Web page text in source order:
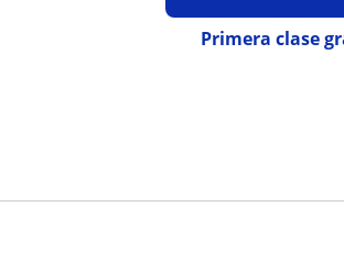
Primera clase